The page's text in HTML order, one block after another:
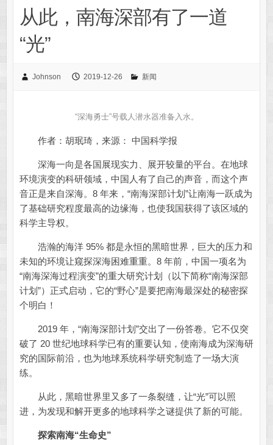
从此，南海深部有了一道
“光”
Johnson 2019-12-26 新闻
“深海勇士”号载人潜水器准备入水。
作者：胡珉琦，来源： 中国科学报
深海一向是各国展现实力、展开较量的平台。在地球
环境演变的科研领域，中国人有了自己的声音，而这个声
音正是来自深海。8 年来，“南海深部计划”让南海一跃成为
了基础研究程度最高的边缘海，也使我国获得了该区域的
科学主导权。
浩瀚的海洋 95% 都是永恒的黑暗世界，巨大的压力和
未知的环境让窥探深海困难重重。8 年前，中国一项名为
“南海深海过程演变”的重大研究计划（以下简称“南海深部
计划”）正式启动，它的“野心”是要把南海最深处的秘密探
个明白！
2019 年，“南海深部计划”交出了一份答卷。它不仅突
破了 20 世纪地球科学已有的重要认知，使南海成为深海研
究的国际前沿，也为地球系统科学研究制造了一场大演
练。
从此，黑暗世界里又多了一条裂缝，让“光”可以照
进，为发现和解开更多的地球科学之谜提供了新的可能。
探索南海“生命史”